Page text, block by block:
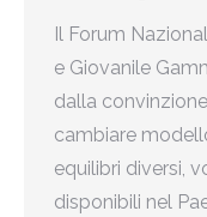
Il Forum
e Giovanile
dalla
cambiare
equilibri diversi,
disponibili nel